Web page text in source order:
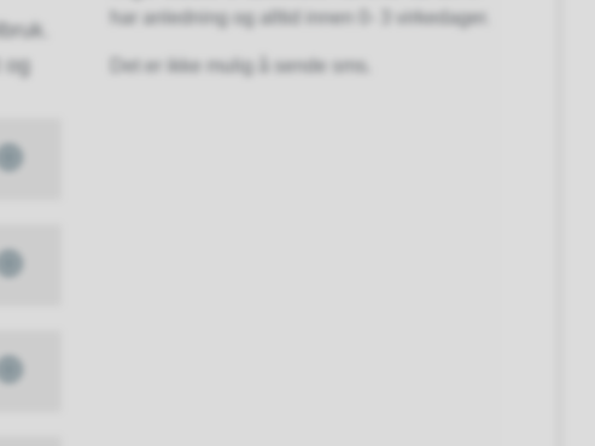
og
har anledning og alltid innen 0- 3 virkedager.
Det er ikke mulig å sende sms.